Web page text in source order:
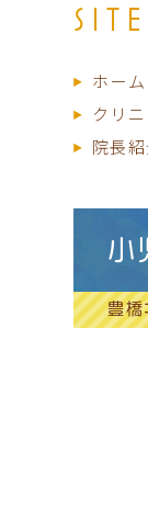
ホーム
クリ
院長
小
豊橋